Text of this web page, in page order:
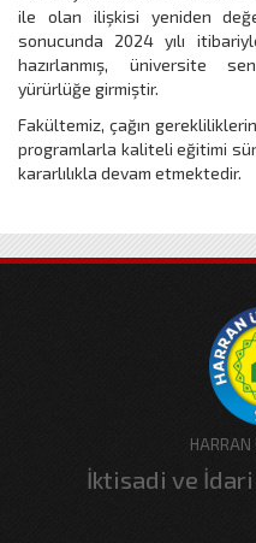
ile olan ilişkisi yeniden
sonucunda 2024 yılı
hazırlanmış, üniversite
yürürlüğe girmiştir.
Fakültemiz, çağın
programlarla kaliteli eğitimi
kararlılıkla devam etmektedir.
HARRAN
İktisadi ve